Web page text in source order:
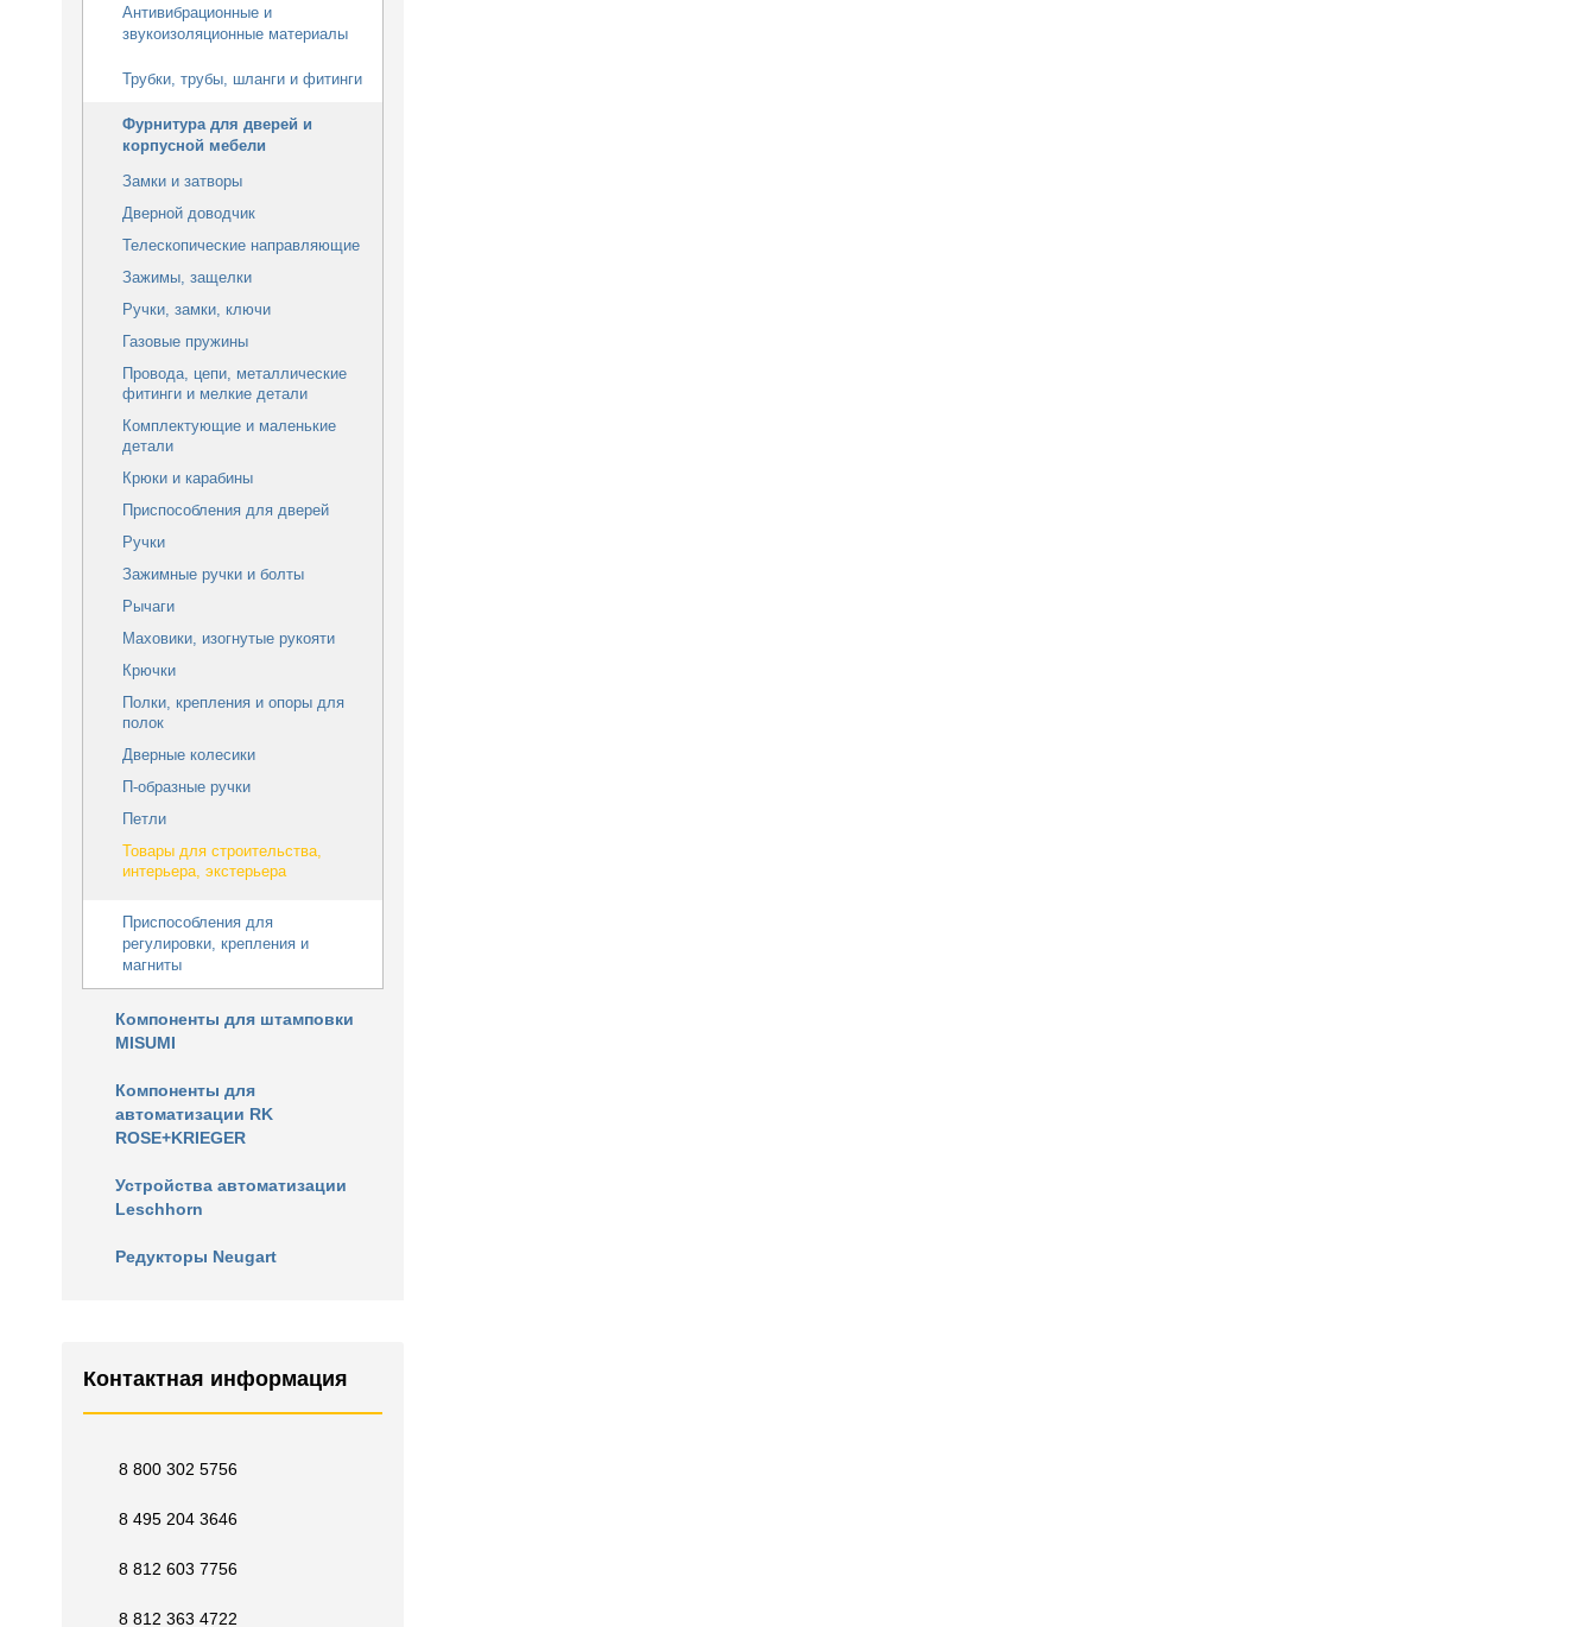
Антивибрационные и
звукоизоляционные материалы
Трубки, трубы, шланги и фитинги
Фурнитура для дверей и
корпусной мебели
Замки и затворы
Дверной доводчик
Телескопические направляющие
Зажимы, защелки
Ручки, замки, ключи
Газовые пружины
Провода, цепи, металлические
фитинги и мелкие детали
Комплектующие и маленькие
детали
Крюки и карабины
Приспособления для дверей
Ручки
Зажимные ручки и болты
Рычаги
Маховики, изогнутые рукояти
Крючки
Полки, крепления и опоры для
полок
Дверные колесики
П-образные ручки
Петли
Товары для строительства,
интерьера, экстерьера
Приспособления для
регулировки, крепления и
магниты
Компоненты для штамповки
MISUMI
Компоненты для
автоматизации RK
ROSE+KRIEGER
Устройства автоматизации
Leschhorn
Редукторы Neugart
Контактная информация
8 800 302 5756
8 495 204 3646
8 812 603 7756
8 812 363 4722